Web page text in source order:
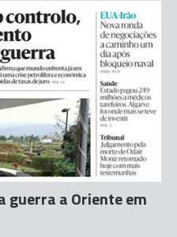
guerra a Oriente em